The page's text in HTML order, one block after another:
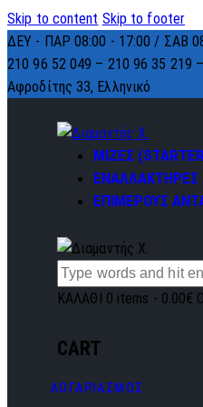
Skip to content Skip to footer
ΔΕΥ - ΠΑΡ 08:00 - 17:00 / ΣΑΒ
210 96 52 049 – 210 96 35 219
Αφροδίτης 33, Ελληνικό
ΜΙΖΕΣ
ΕΝΑΛΛΑΚΤΗΡΕΣ
ΕΠΙΜΕΡΟΥΣ
ΚΑΛΑΘΙ 0 items - 0.00€ 0
CART
ΛΟΓΑΡΙΑΣΜΟΣ